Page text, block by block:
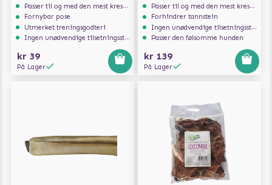
Passer til og med den mest kresne hunden
Fornybar pose
Utmerket treningsgodteri
Ingen unødvendige tilsetningsstoffer
kr 39
På Lager
Passer til og med den mest kresne hunden
Forhindrer tannstein
Ingen unødvendige tilsetningsstoffer
Passer den følsomme hunden
kr 139
På Lager